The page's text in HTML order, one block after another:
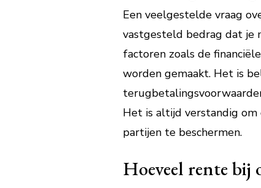
Een veelgestelde vraag
vastgesteld bedrag dat je
factoren zoals de
worden gemaakt. Het is
Het is altijd verstandig
partijen te beschermen.
Hoeveel rente bij